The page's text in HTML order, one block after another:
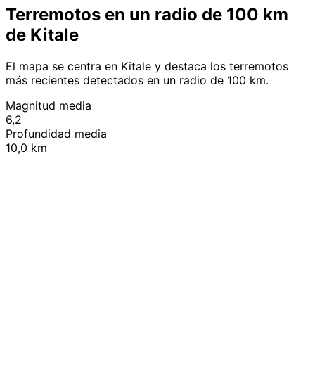
Terremotos en un radio de 100 km
de Kitale
El mapa se centra en Kitale y destaca los terremotos
más recientes detectados en un radio de 100 km.
Magnitud media
6,2
Profundidad media
10,0 km